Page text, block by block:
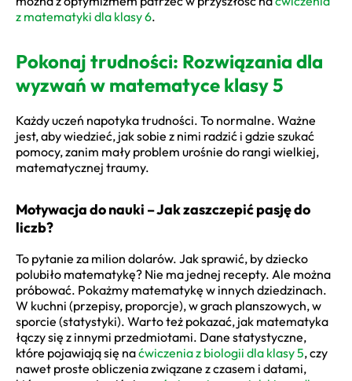
z matematyki dla klasy 6.
Pokonaj trudności: Rozwiązania dla
wyzwań w matematyce klasy 5
Każdy uczeń napotyka trudności. To normalne. Ważne
jest, aby wiedzieć, jak sobie z nimi radzić i gdzie szukać
pomocy, zanim mały problem urośnie do rangi wielkiej,
matematycznej traumy.
Motywacja do nauki – Jak zaszczepić pasję do
liczb?
To pytanie za milion dolarów. Jak sprawić, by dziecko
polubiło matematykę? Nie ma jednej recepty. Ale można
próbować. Pokażmy matematykę w innych dziedzinach.
W kuchni (przepisy, proporcje), w grach planszowych, w
sporcie (statystyki). Warto też pokazać, jak matematyka
łączy się z innymi przedmiotami. Dane statystyczne,
które pojawiają się naćwiczenia z biologii dla klasy 5, czy
nawet proste obliczenia związane z czasem i datami,